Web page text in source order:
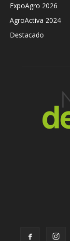
ExpoAgro 2026
AgroActiva 2024
Destacado